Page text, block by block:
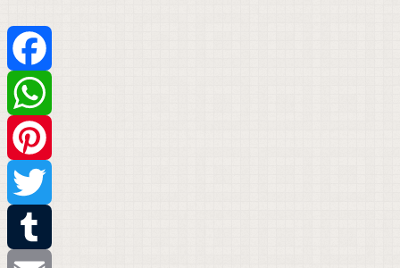
Facebook
WhatsApp
Pinterest
Twitter